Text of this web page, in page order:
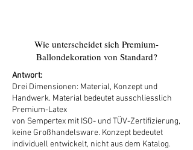
Wie unterscheidet sich Premium-
Ballondekoration von Standard?
Antwort:
Drei Dimensionen: Material, Konzept und
Handwerk. Material bedeutet ausschliesslich
Premium-Latex
von Sempertex mit ISO- und TÜV-Zertifizierung,
keine Großhandelsware. Konzept bedeutet
individuell entwickelt, nicht aus dem Katalog.